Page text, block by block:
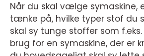
Når du skal vælge symaskine,
tænke på, hvilke typer stof du
skal sy tunge stoffer som
brug for en symaskine, der er